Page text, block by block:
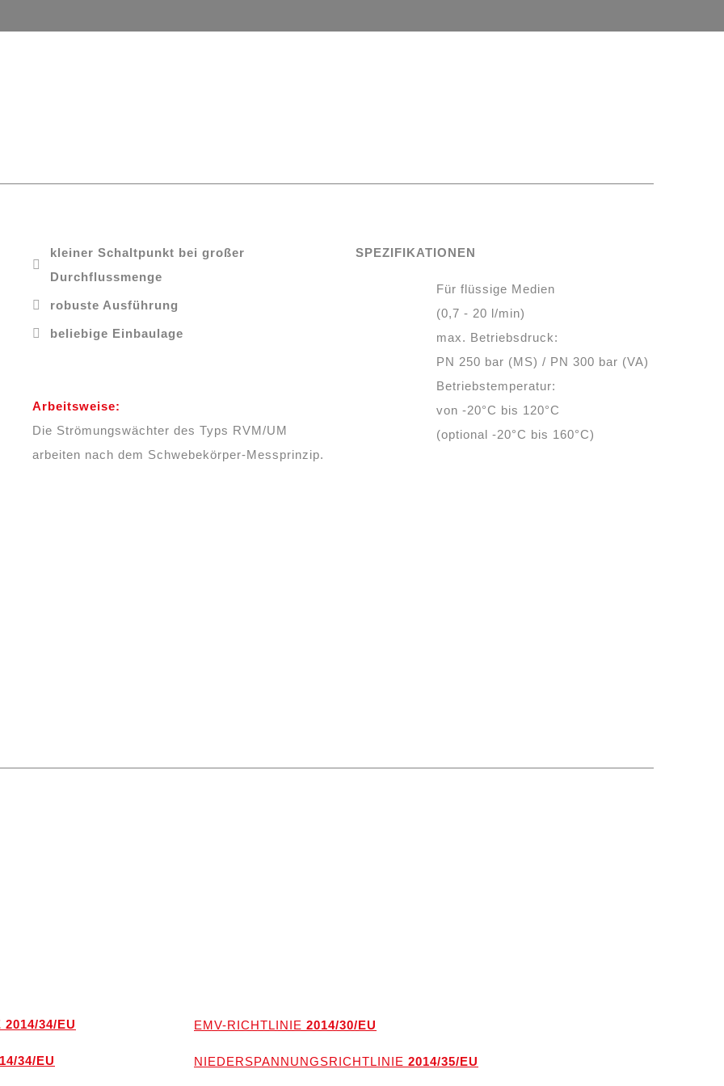
kleiner Schaltpunkt bei großer
Durchflussmenge
robuste Ausführung
beliebige Einbaulage
Arbeitsweise:
Die Strömungswächter des Typs RVM/UM
arbeiten nach dem Schwebekörper-Messprinzip.
SPEZIFIKATIONEN
Für flüssige Medien
(0,7 - 20 l/min)
max. Betriebsdruck:
PN 250 bar (MS) / PN 300 bar (VA)
Betriebstemperatur:
von -20°C bis 120°C
(optional -20°C bis 160°C)
34/EU
34/EU
EMV-RICHTLINIE 2014/30/EU
NIEDERSPANNUNGSRICHTLINIE 2014/35/EU